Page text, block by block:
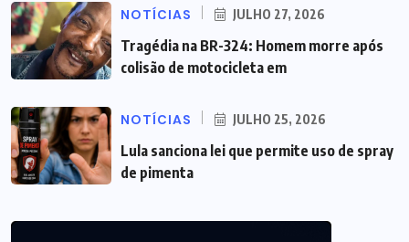
NOTÍCIAS JULHO 27, 2026
Tragédia na BR-324: Homem morre após
colisão de motocicleta em
NOTÍCIAS JULHO 25, 2026
Lula sanciona lei que permite uso de spray
de pimenta